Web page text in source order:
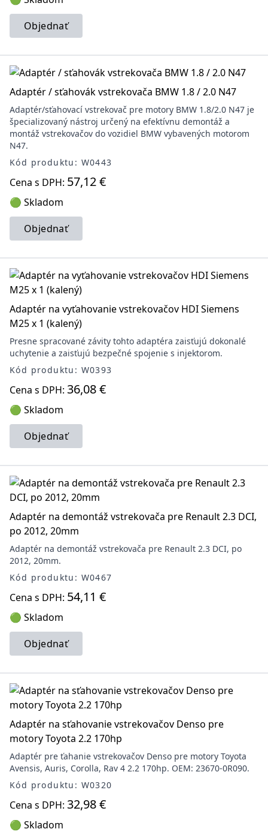
Objednať
Adaptér / sťahovák vstrekovača BMW 1.8 / 2.0 N47
Adaptér/sťahovací vstrekovač pre motory BMW 1.8/2.0 N47 je
špecializovaný nástroj určený na efektívnu demontáž a
montáž vstrekovačov do vozidiel BMW vybavených motorom
N47.
Kód produktu: W0443
Cena s DPH: 57,12 €
🟢 Skladom
Objednať
Adaptér na vyťahovanie vstrekovačov HDI Siemens
M25 x 1 (kalený)
Presne spracované závity tohto adaptéra zaisťujú dokonalé
uchytenie a zaisťujú bezpečné spojenie s injektorom.
Kód produktu: W0393
Cena s DPH: 36,08 €
🟢 Skladom
Objednať
Adaptér na demontáž vstrekovača pre Renault 2.3 DCI,
po 2012, 20mm
Adaptér na demontáž vstrekovača pre Renault 2.3 DCI, po
2012, 20mm.
Kód produktu: W0467
Cena s DPH: 54,11 €
🟢 Skladom
Objednať
Adaptér na sťahovanie vstrekovačov Denso pre
motory Toyota 2.2 170hp
Adaptér pre ťahanie vstrekovačov Denso pre motory Toyota
Avensis, Auris, Corolla, Rav 4 2.2 170hp. OEM: 23670-0R090.
Kód produktu: W0320
Cena s DPH: 32,98 €
🟢 Skladom